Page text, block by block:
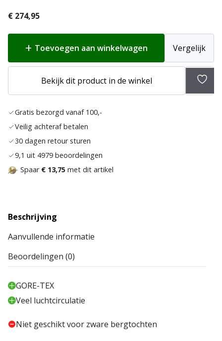
€ 274,95
Toevoegen aan winkelwagen Vergelijk
Bekijk dit product in de winkel
Gratis bezorgd vanaf 100,-
Veilig achteraf betalen
30 dagen retour sturen
9,1 uit 4979 beoordelingen
Spaar € 13,75 met dit artikel
Beschrijving
Aanvullende informatie
Beoordelingen (0)
GORE-TEX
Veel luchtcirculatie
Niet geschikt voor zware bergtochten